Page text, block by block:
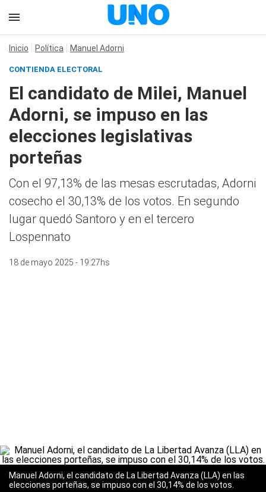
Inicio Política Manuel Adorni
CONTIENDA ELECTORAL
El candidato de Milei, Manuel
Adorni, se impuso en las
elecciones legislativas
porteñas
Con el 97,13% de las mesas escrutadas, Adorni
cosecho el 30,13% de los votos. En segundo
lugar quedó Santoro y en el tercero
Lospennato
18 de mayo 2025 - 19:27hs
Manuel Adorni, el candidato de La Libertad Avanza (LLA) en las
elecciones porteñas, se impuso con el 30,14% de los votos.